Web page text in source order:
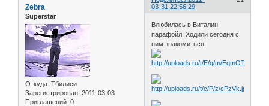
03-31 22:56:29
Zebra
Superstar
Откуда: Тбилиси
Зарегистрирован: 2011-03-03
Приглашений: 0
Влюбилась в Виталин
парафойл. Ходили сегодня с
ним знакомиться.